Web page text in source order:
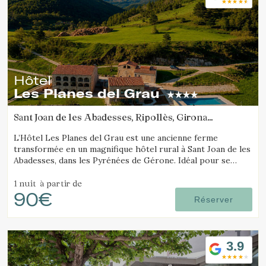
Hôtel
Les Planes del Grau
Sant Joan de les Abadesses, Ripollès, Girona
L’Hôtel Les Planes del Grau est une ancienne ferme
transformée en un magnifique hôtel rural à Sant Joan de les
Abadesses, dans les Pyrénées de Gérone. Idéal pour se
1 nuit à partir de
90€ Réserver
3.9